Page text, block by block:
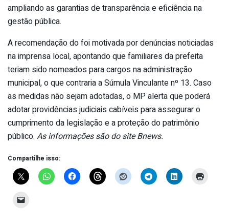
ampliando as garantias de transparência e eficiência na
gestão pública.
A recomendação do foi motivada por denúncias noticiadas
na imprensa local, apontando que familiares da prefeita
teriam sido nomeados para cargos na administração
municipal, o que contraria a Súmula Vinculante nº 13. Caso
as medidas não sejam adotadas, o MP alerta que poderá
adotar providências judiciais cabíveis para assegurar o
cumprimento da legislação e a proteção do patrimônio
público. As informações são do site Bnews.
Compartilhe isso: